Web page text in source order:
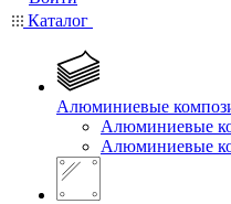
Каталог
Алюминиевые
Алюминиевые
Алюминиевые